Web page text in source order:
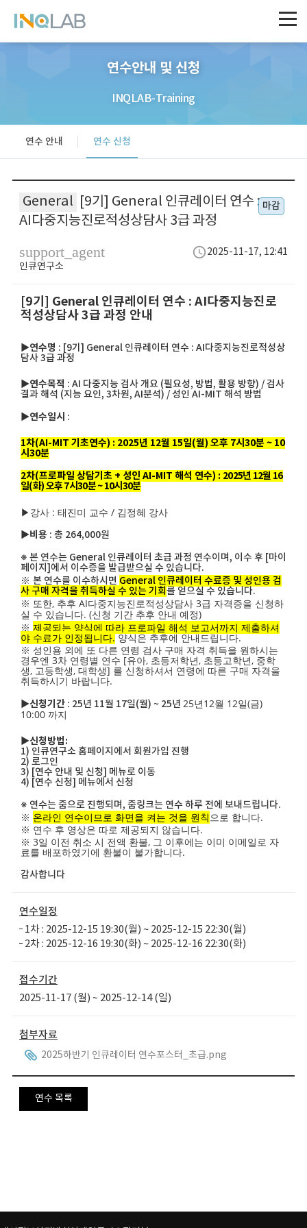
연수안내 및 신청
INQLAB-Training
연수 안내 연수 신청
General
[9기] General 인큐레이터 연수 :
AI다중지능진로적성상담사 3급 과정
마감
support_agent
인큐연구소
schedule2025-11-17, 12:41
[9기] General 인큐레이터 연수 : AI다중지능진로
적성상담사 3급 과정 안내
▶연수명 : [9기] General 인큐레이터 연수 : AI다중지능진로적성상
담사 3급 과정
▶연수목적 : AI 다중지능 검사 개요 (필요성, 방법, 활용 방향) / 검사
결과 해석 (지능 요인, 3차원, AI분석) / 성인 AI-MIT 해석 방법
▶연수일시 :
1차(AI-MIT 기초연수) : 2025년 12월 15일(월) 오후 7시30분 ~ 10
시30분
2차(프로파일 상담기초 + 성인 AI-MIT 해석 연수) : 2025년 12월 16
일(화) 오후 7시30분 ~ 10시30분
▶강사 : 태진미 교수 / 김정혜 강사
▶비용 : 총 264,000원
※ 본 연수는 General 인큐레이터 초급 과정 연수이며, 이수 후 [마이
페이지]에서 이수증을 발급받으실 수 있습니다.
※ 본 연수를 이수하시면 General 인큐레이터 수료증 및 성인용 검
사 구매 자격을 취득하실 수 있는 기회 를 얻으실 수 있습니다.
※ 또한, 추후 AI다중지능진로적성상담사 3급 자격증을 신청하
실 수 있습니다. (신청 기간 추후 안내 예정)
※ 제공되는 양식에 따라 프로파일 해석 보고서까지 제출하셔
야 수료가 인정됩니다.양식은 추후에 안내드립니다.
※ 성인용 외에 또 다른 연령 검사 구매 자격 취득을 원하시는
경우엔 3차 연령별 연수 [유아, 초등저학년, 초등고학년, 중학
생, 고등학생, 대학생] 를 신청하셔서 연령에 따른 구매 자격을
취득하시기 바랍니다.
▶신청기간 : 25년 11월 17일(월) ~ 25년 25년12월 12일(금)
10:00 까지
▶신청방법:
1) 인큐연구소 홈페이지에서 회원가입 진행
2) 로그인
3) [연수 안내 및 신청] 메뉴로 이동
4) [연수 신청] 메뉴에서 신청
※ 연수는 줌으로 진행되며, 줌링크는 연수 하루 전에 보내드립니다.
※ 온라인 연수이므로 화면을 켜는 것을 원칙으로 합니다.
※ 연수 후 영상은 따로 제공되지 않습니다.
※ 3일 이전 취소 시 전액 환불, 그 이후에는 이미 이메일로 자
료를 배포하였기에 환불이 불가합니다.
감사합니다
연수일정
1차 : 2025-12-15 19:30(월) ~ 2025-12-15 22:30(월)
2차 : 2025-12-16 19:30(화) ~ 2025-12-16 22:30(화)
접수기간
2025-11-17 (월) ~ 2025-12-14 (일)
첨부자료
attachment2025하반기 인큐레이터 연수포스터_초급.png
연수 목록